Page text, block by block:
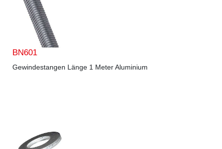
BN601
Gewindestangen Länge 1 Meter Aluminium